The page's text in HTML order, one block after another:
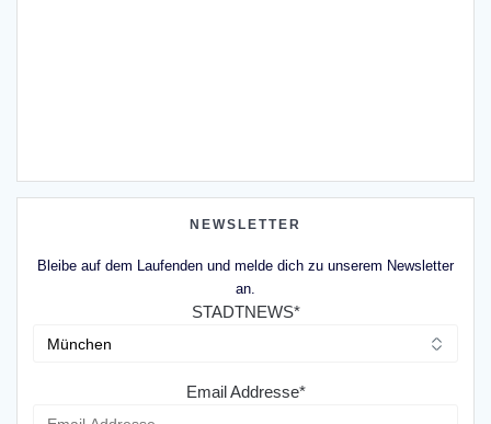
NEWSLETTER
Bleibe auf dem Laufenden und melde dich zu unserem Newsletter
an.
STADTNEWS*
Email Addresse*